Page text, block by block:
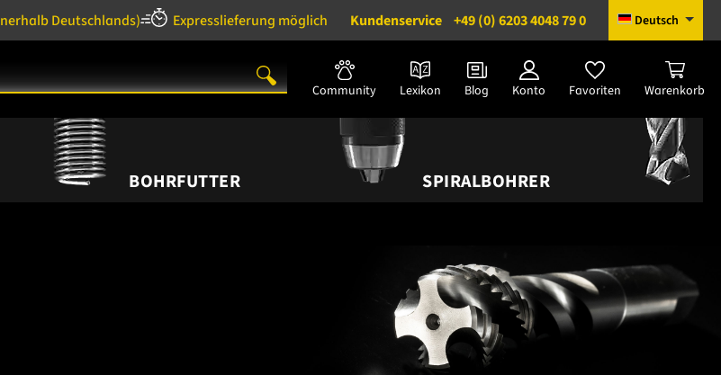
Deutschlands) Expresslieferung möglich Kundenservice +49 (0) 6203 4048 79 0 Deutsch
Community Lexikon Blog Konto Favoriten Warenkorb
BOHRFUTTER SPIRALBOHRER